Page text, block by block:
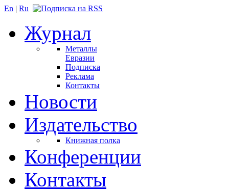
En | Ru
Журнал
Металлы
Евразии
Подписка
Реклама
Контакты
Новости
Издательство
Книжная полка
Конференции
Контакты